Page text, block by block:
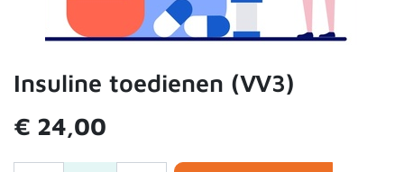
Insuline toedienen (VV3)
€ 24,00